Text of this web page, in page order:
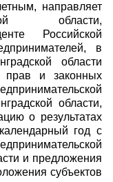
направляет
области,
Российской
в
области
прав и законных
области,
о результатах
год с
и предложения
субъектов